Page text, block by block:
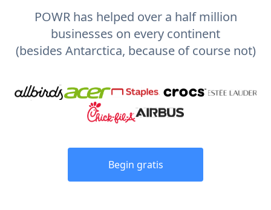
POWR has helped over a half million
businesses on every continent
(besides Antarctica, because of course not)
Begin gratis